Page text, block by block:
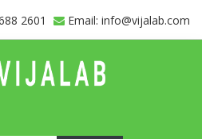
2601 Email: info@vijalab.com